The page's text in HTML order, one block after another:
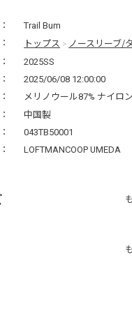
Trail Bum
トップス > ノースリーブ/
2025SS
2025/06/08 12:00:00
メリノウール87% ナイロ
中国製
043TB50001
LOFTMANCOOP UMEDA